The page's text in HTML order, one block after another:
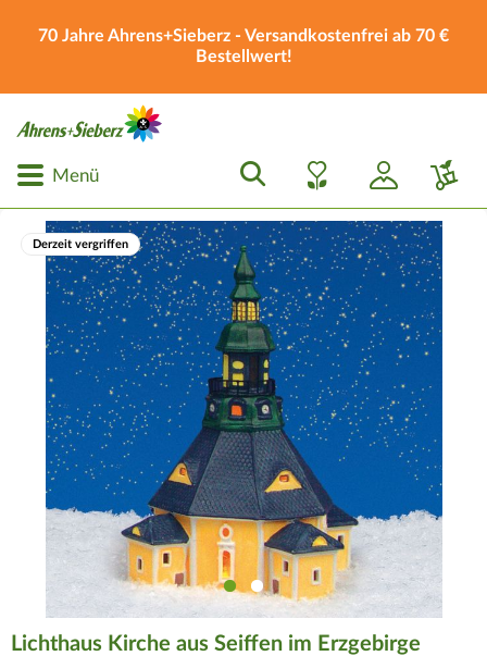
70 Jahre Ahrens+Sieberz - Versandkostenfrei ab 70 €
Bestellwert!
Menü
Derzeit vergriffen
Lichthaus Kirche aus Seiffen im Erzgebirge